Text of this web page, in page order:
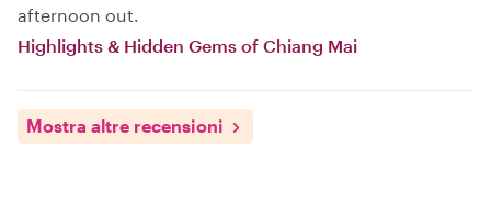
afternoon out.
Highlights & Hidden Gems of Chiang Mai
Mostra altre recensioni